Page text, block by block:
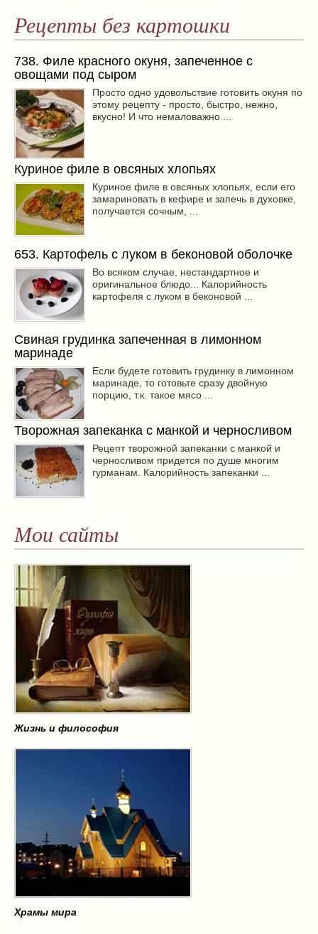
Рецепты без картошки
738. Филе красного окуня, запеченное с
овощами под сыром
Просто одно удовольствие готовить окуня по
этому рецепту - просто, быстро, нежно,
вкусно! И что немаловажно ...
Куриное филе в овсяных хлопьях
Куриное филе в овсяных хлопьях, если его
замариновать в кефире и запечь в духовке,
получается сочным, ...
653. Картофель с луком в беконовой оболочке
Во всяком случае, нестандартное и
оригинальное блюдо... Калорийность
картофеля с луком в беконовой ...
Свиная грудинка запеченная в лимонном
маринаде
Если будете готовить грудинку в лимонном
маринаде, то готовьте сразу двойную
порцию, т.к. такое мясо ...
Творожная запеканка с манкой и черносливом
Рецепт творожной запеканки с манкой и
черносливом придется по душе многим
гурманам. Калорийность запеканки ...
Мои сайты
Жизнь и философия
Храмы мира